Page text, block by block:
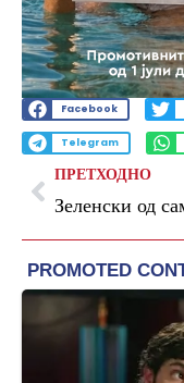
Facebook
Telegram
ПРЕТХОДНО